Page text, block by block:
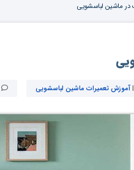
ماشین لباسشویی
|آموزش تعمیرات ماشین لباسشویی